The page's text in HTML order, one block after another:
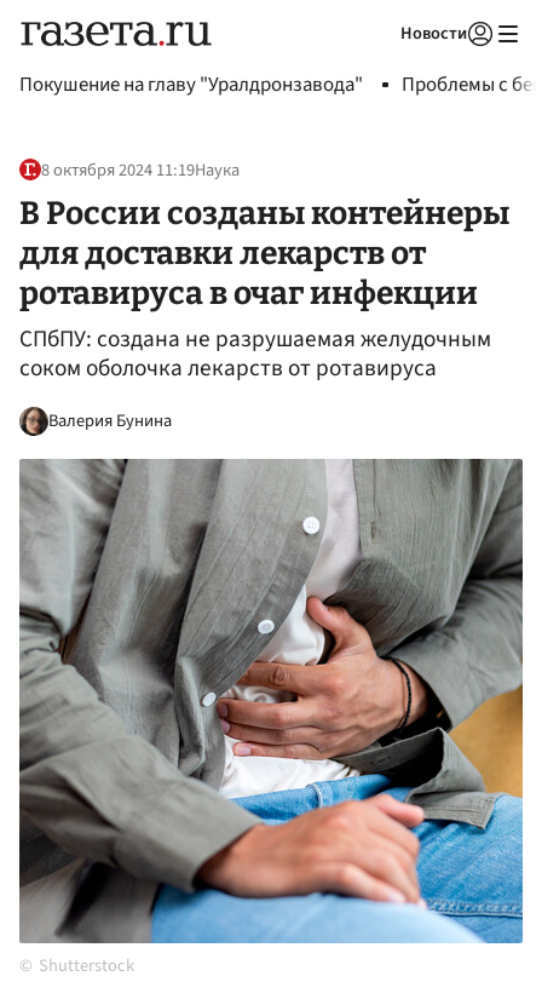
Новости
Покушение на главу "Уралдронзавода" Проблемы с
8 октября 2024 11:19Наука
В России созданы контейнеры
для доставки лекарств от
ротавируса в очаг инфекции
СПбПУ: создана не разрушаемая желудочным
соком оболочка лекарств от ротавируса
Валерия Бунина
Shutterstock